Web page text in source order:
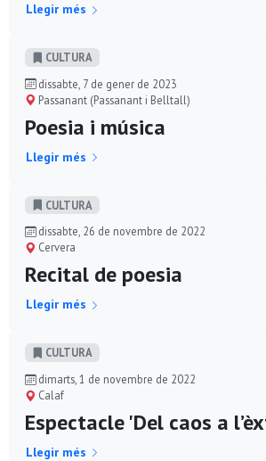
Llegir més
CULTURA
dissabte, 7 de gener de 2023
Passanant (Passanant i Belltall)
Poesia i música
Llegir més
CULTURA
dissabte, 26 de novembre de 2022
Cervera
Recital de poesia
Llegir més
CULTURA
dimarts, 1 de novembre de 2022
Calaf
Espectacle 'Del caos a
Llegir més